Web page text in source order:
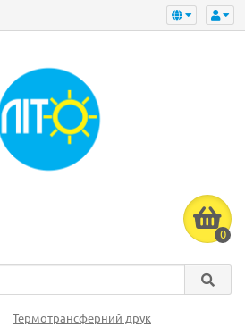
0
Термотрансферний друк